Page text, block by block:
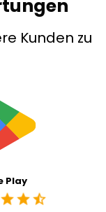
Kunden zu
Play